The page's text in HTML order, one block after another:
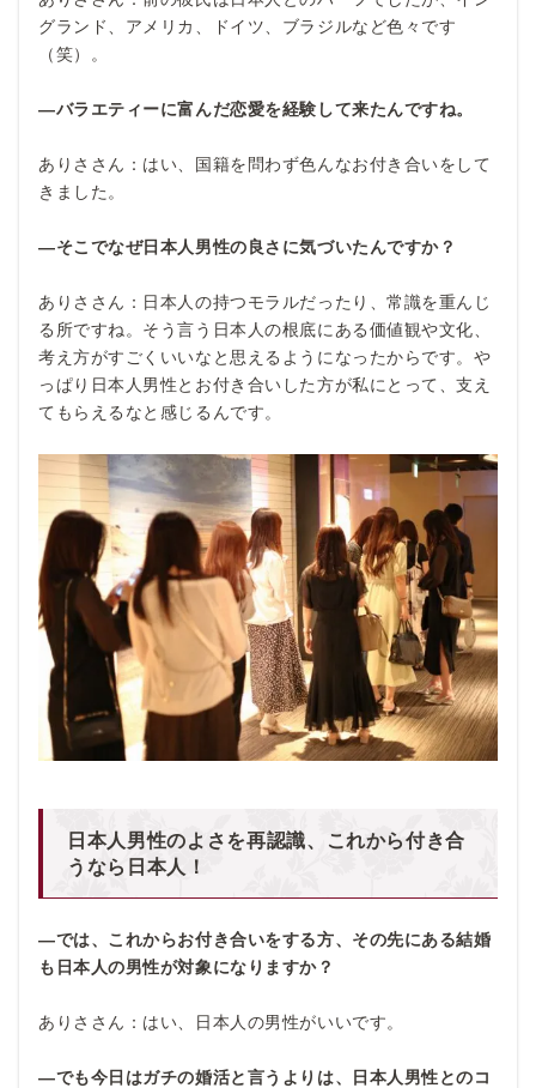
グランド、アメリカ、ドイツ、ブラジルなど色々です
（笑）。
―バラエティーに富んだ恋愛を経験して来たんですね。
ありささん：はい、国籍を問わず色んなお付き合いをして
きました。
―そこでなぜ日本人男性の良さに気づいたんですか？
ありささん：日本人の持つモラルだったり、常識を重んじ
る所ですね。そう言う日本人の根底にある価値観や文化、
考え方がすごくいいなと思えるようになったからです。や
っぱり日本人男性とお付き合いした方が私にとって、支え
てもらえるなと感じるんです。
日本人男性のよさを再認識、これから付き合
うなら日本人！
―では、これからお付き合いをする方、その先にある結婚
も日本人の男性が対象になりますか？
ありささん：はい、日本人の男性がいいです。
―でも今日はガチの婚活と言うよりは、日本人男性とのコ